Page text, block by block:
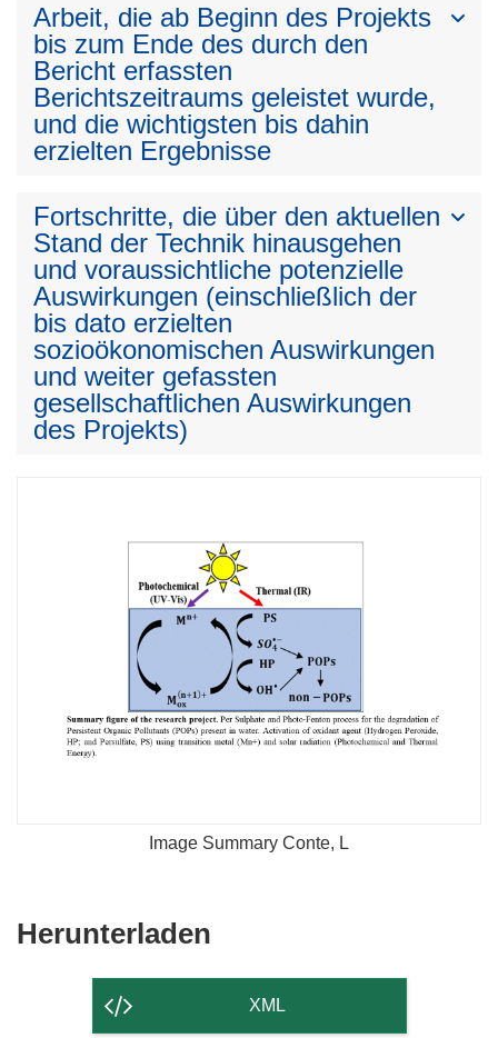
Arbeit, die ab Beginn des Projekts
bis zum Ende des durch den
Bericht erfassten
Berichtszeitraums geleistet wurde,
und die wichtigsten bis dahin
erzielten Ergebnisse
Fortschritte, die über den aktuellen
Stand der Technik hinausgehen
und voraussichtliche potenzielle
Auswirkungen (einschließlich der
bis dato erzielten
sozioökonomischen Auswirkungen
und weiter gefassten
gesellschaftlichen Auswirkungen
des Projekts)
Image Summary Conte, L
Herunterladen
derXML